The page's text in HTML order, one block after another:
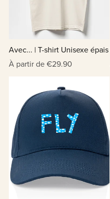
Avec... | T-shirt Unisexe épais
À partir de €29.90